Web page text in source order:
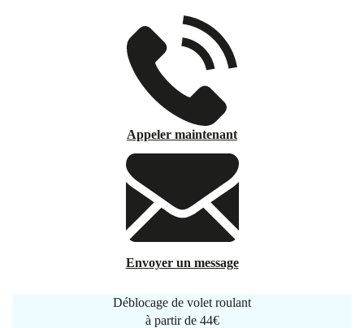
Appeler maintenant
Envoyer un message
Déblocage de volet roulant
à partir de 44€